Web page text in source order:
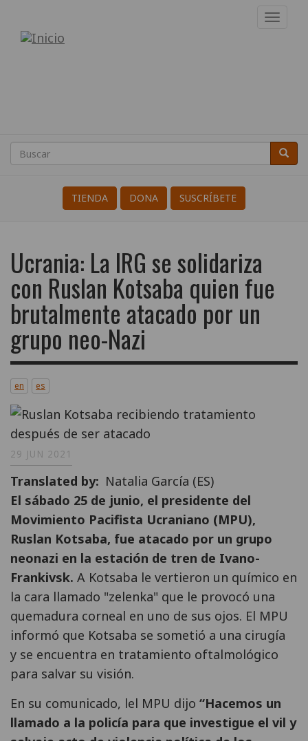
contenido
Internacional
a
la
Guerra
Search
Buscar
TIENDA DONA SUSCRÍBETE
Ucrania: La IRG se solidariza
con Ruslan Kotsaba quien fue
brutalmente atacado por un
grupo neo-Nazi
en es
29 JUN 2021
Translated by
Natalia García (ES)
El sábado 25 de junio, el presidente del
Movimiento Pacifista Ucraniano (MPU),
Ruslan Kotsaba, fue atacado por un grupo
neonazi en la estación de tren de Ivano-
Frankivsk. A Kotsaba le vertieron un químico en
la cara llamado "zelenka" que le provocó una
quemadura corneal en uno de sus ojos. El MPU
informó que Kotsaba se sometió a una cirugía
y se encuentra en tratamiento oftalmológico
para salvar su visión.
En su comunicado, lel MPU dijo “Hacemos un
llamado a la policía para que investigue el vil y